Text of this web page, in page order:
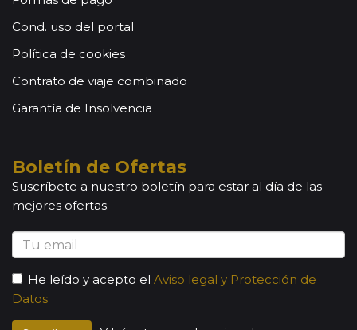
Cond. uso del portal
Política de cookies
Contrato de viaje combinado
Garantía de Insolvencia
Boletín de Ofertas
Suscríbete a nuestro boletín para estar al día de las
mejores ofertas.
He leído y acepto el Aviso legal y Protección de
Datos